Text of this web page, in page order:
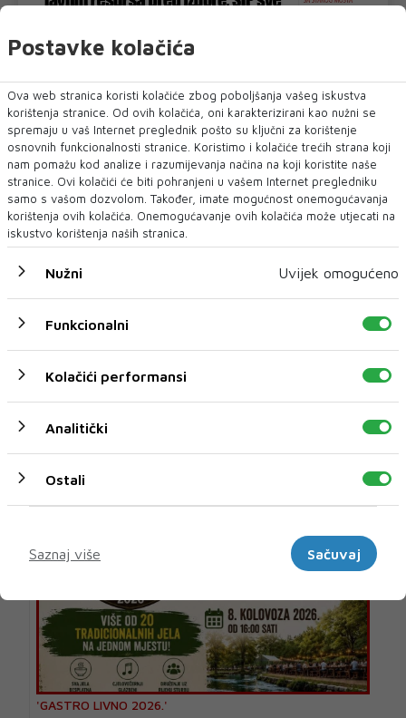
Vijesti
Argeta nagradna igra povodom 32. Sarajevo
Film Festivala
Argeta kao dio Atlantic Grupe je već više od 15 godina
ponosni partner Sarajevo Film Festivala, a...
'GASTRO LIVNO 2026.'
Postavke kolačića
Ova web stranica koristi kolačiće zbog poboljšanja vašeg iskustva
korištenja stranice. Od ovih kolačića, oni karakterizirani kao nužni se
spremaju u vaš Internet preglednik pošto su ključni za korištenje
osnovnih funkcionalnosti stranice. Koristimo i kolačiće trećih strana koji
nam pomažu kod analize i razumijevanja načina na koji koristite naše
stranice. Ovi kolačići će biti pohranjeni u vašem Internet pregledniku
samo s vašom dozvolom. Također, imate mogućnost onemogućavanja
korištenja ovih kolačića. Onemogućavanje ovih kolačića može utjecati na
iskustvo korištenja naših stranica.
Nužni Uvijek omogućeno
Funkcionalni
Kolačići performansi
Analitički
Ostali
Saznaj više
Sačuvaj